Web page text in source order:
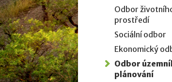
Odbor
prostředí
Sociální odbor
Ekonomický
Odbor
plánování